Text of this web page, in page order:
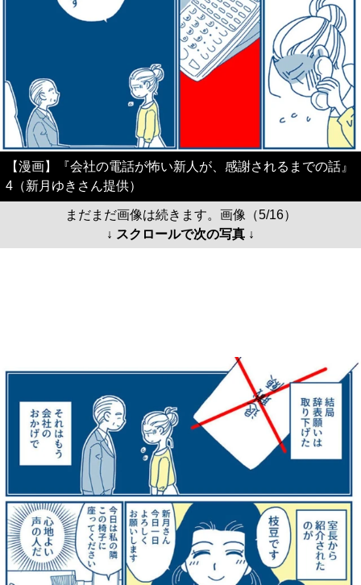
【漫画】『会社の電話が怖い新人が、感謝されるまでの話』
4（新月ゆきさん提供）
まだまだ画像は続きます。画像（5/16）
↓ スクロールで次の写真 ↓